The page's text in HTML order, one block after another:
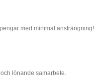
med minimal ansträngning!
lönande samarbete.